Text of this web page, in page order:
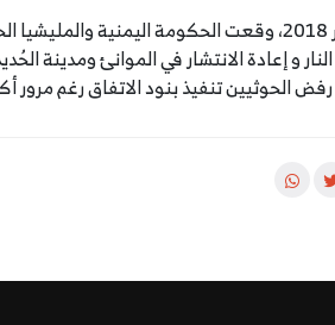
وفي 13 ديسمبر 2018، وقعت الحكومة اليمنية
الحوثيين تنفيذ بنود الاتفاق رغم مرور